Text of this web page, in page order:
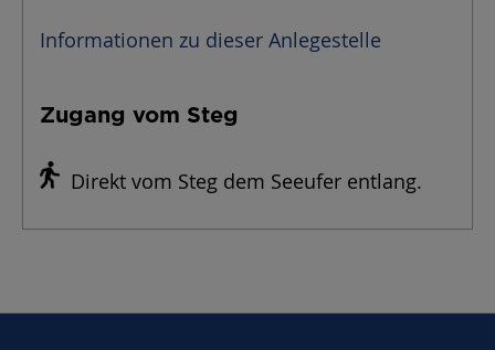
Informationen zu dieser Anlegestelle
Zugang vom Steg
Direkt vom Steg dem Seeufer entlang.